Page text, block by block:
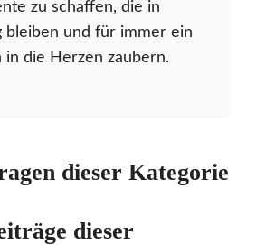
zu schaffen, die in
bleiben und für immer ein
in die Herzen zaubern.
dieser Kategorie
dieser